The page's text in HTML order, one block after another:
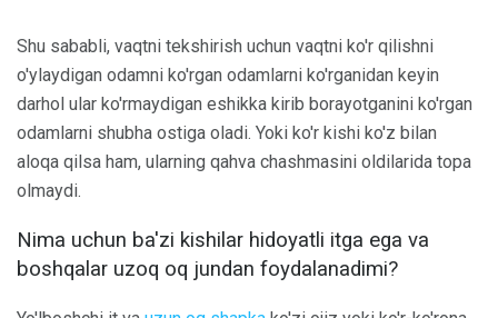
Shu sababli, vaqtni tekshirish uchun vaqtni ko'r qilishni
o'ylaydigan odamni ko'rgan odamlarni ko'rganidan keyin
darhol ular ko'rmaydigan eshikka kirib borayotganini ko'rgan
odamlarni shubha ostiga oladi. Yoki ko'r kishi ko'z bilan
aloqa qilsa ham, ularning qahva chashmasini oldilarida topa
olmaydi.
Nima uchun ba'zi kishilar hidoyatli itga ega va
boshqalar uzoq oq jundan foydalanadimi?